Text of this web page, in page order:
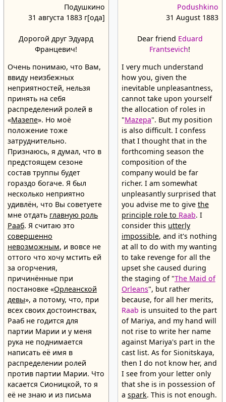
Подушкино
31 августа 1883 г[ода]
Дорогой друг Эдуард
Францевич!
Очень понимаю, что Вам,
ввиду неизбежных
неприятностей, нельзя
принять на себя
распределений ролей в
«Мазепе». Но моё
положение тоже
затруднительно.
Признаюсь, я думал, что в
предстоящем сезоне
состав труппы будет
гораздо богаче. Я был
несколько неприятно
удивлён, что Вы советуете
мне отдать главную роль
Рааб. Я считаю это
совершенно
невозможным, и вовсе не
оттого что хочу мстить ей
за огорчения,
причинённые при
постановке «Орлеанской
девы», а потому, что, при
всех своих достоинствах,
Рааб не годится для
партии Марии и у меня
рука не поднимается
написать её имя в
распределении ролей
против партии Марии. Что
касается Сионицкой, то я
её не знаю и из письма
Podushkino
31 August 1883
Dear friend Eduard
Frantsevich!
I very much understand
how you, given the
inevitable unpleasantness,
cannot take upon yourself
the allocation of roles in
"Mazepa". But my position
is also difficult. I confess
that I thought that in the
forthcoming season the
composition of the
company would be far
richer. I am somewhat
unpleasantly surprised that
you advise me to give the
principle role to Raab. I
consider this utterly
impossible, and it's nothing
at all to do with my wanting
to take revenge for all the
upset she caused during
the staging of "The Maid of
Orleans", but rather
because, for all her merits,
Raab is unsuited to the part
of Mariya, and my hand will
not rise to write her name
against Mariya's part in the
cast list. As for Sionitskaya,
then I do not know her, and
I see from your letter only
that she is in possession of
a spark. This is not enough.